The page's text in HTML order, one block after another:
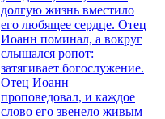
долгую жизнь вместило
его любящее сердце. Отец
Иоанн поминал, а вокруг
слышался ропот:
затягивает богослужение.
Отец Иоанн
проповедовал, и каждое
слово его звенело живым